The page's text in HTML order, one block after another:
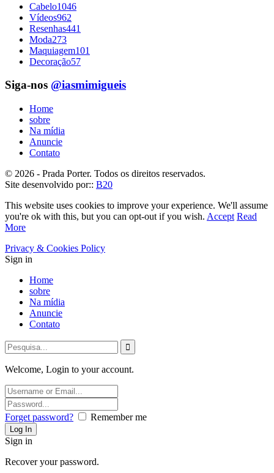
Cabelo1046
Vídeos962
Resenhas441
Moda273
Maquiagem101
Decoração57
Siga-nos @iasmimigueis
Home
sobre
Na mídia
Anuncie
Contato
© 2026 - Prada Porter. Todos os direitos reservados.
Site desenvolvido por:: B20
This website uses cookies to improve your experience. We'll assume
you're ok with this, but you can opt-out if you wish. Accept Read
More
Privacy & Cookies Policy
Sign in
Home
sobre
Na mídia
Anuncie
Contato
Welcome, Login to your account.
Forget password? Remember me
Sign in
Recover your password.